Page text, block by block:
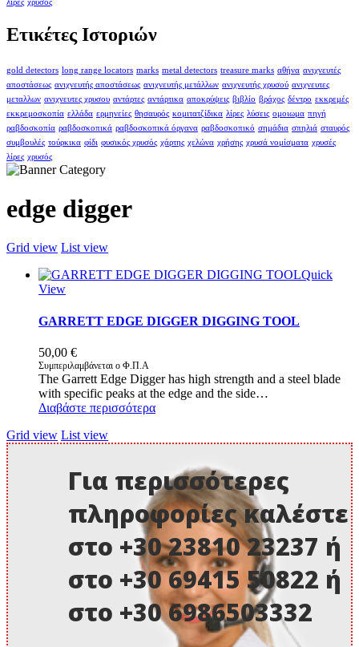
λίρες χρυσός
Ετικέτες Ιστοριών
gold detectors long range locators marks metal detectors treasure marks αθήνα ανιχνευτές
αποστάσεως ανιχνευτής αποστάσεως ανιχνευτής μετάλλων ανιχνευτής χρυσού ανιχνευτες
μεταλλων ανιχνευτες χρυσου αντάρτες αντάρτικα αποκρύψεις βιβλίο βράχος δέντρο εκκρεμές
εκκρεμοσκοπία ελλάδα ερμηνείες θησαυρός κομιτατζίδικα λίρες λύσεις ομοιωμα πηγή
ραβδοσκοπία ραβδοσκοπικά ραβδοσκοπικά όργανα ραβδοσκοπικό σημάδια σπηλιά σταυρός
συμβουλές τούρκικα φίδι φυσικός χρυσός χάρτης χελώνα χρήσης χρυσά νομίσματα χρυσές
λίρες χρυσός
edge digger
Grid view List view
Quick
View
GARRETT EDGE DIGGER DIGGING TOOL
50,00 €
Συμπεριλαμβάνεται ο Φ.Π.Α
The Garrett Edge Digger has high strength and a steel blade
with specific peaks at the edge and the side…
Διαβάστε περισσότερα
Grid view List view
Για περισσότερες
πληροφορίες καλέστε
στο +30 23810 23237 ή
στο +30 69415 50822 ή
στο +30 6986503332